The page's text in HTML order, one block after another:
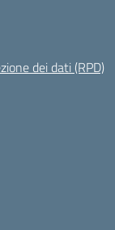
dei dati (RPD)